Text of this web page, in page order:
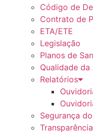
Código de
Contrato de
ETA/ETE
Legislação
Planos de
Qualidade da
Relatórios
Segurança